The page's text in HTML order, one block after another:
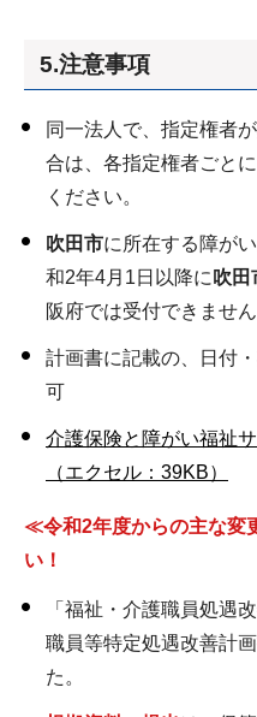
5.注意事項
同一法人で、指定権者
合は、各指定権者ごと
ください。
吹田市に所在する障が
和2年4月1日以降に 吹田
阪府では受付できません
計画書に記載の、日付
可
介護保険と障がい福祉
（エクセル：39KB）
≪令和2年度からの主な変
い！
「福祉・介護職員処遇
職員等特定処遇改善計
た。